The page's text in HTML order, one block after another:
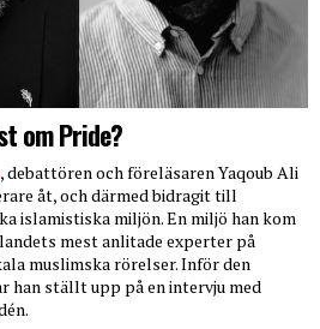
om Pride?
, debattören och föreläsaren Yaqoub Ali
åt, och därmed bidragit till
islamistiska miljön. En miljö han kom
mest anlitade experter på
muslimska rörelser. Inför den
han ställt upp på en intervju med